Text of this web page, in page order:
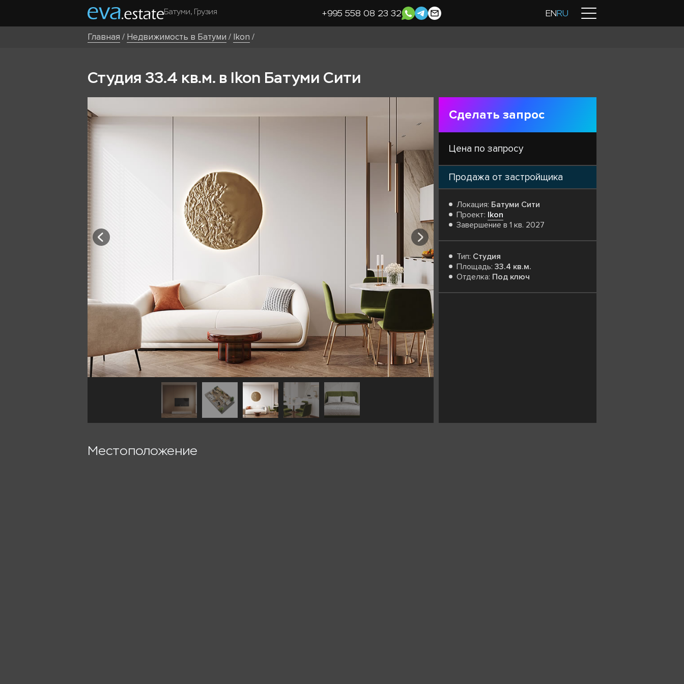
Батуми, Грузия +995 558 08 23 32 ENRU
Главная / Недвижимость в Батуми / Ikon /
Студия 33.4 кв.м. в Ikon Батуми Сити
Сделать запрос
Цена по запросу
Продажа от застройщика
Локация: Батуми Сити
Проект: Ikon
Завершение в 1 кв. 2027
Тип: Студия
Площадь: 33.4 кв.м.
Отделка: Под ключ
Местоположение